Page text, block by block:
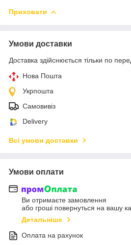
Приховати
Умови доставки
Доставка здійснюється тільки по
Нова Пошта
Укрпошта
Самовивіз
Delivery
Всі умови доставки
Умови оплати
Ви отримаєте замовлення
або гроші повернуться на вашу
Детальніше
Оплата на рахунок